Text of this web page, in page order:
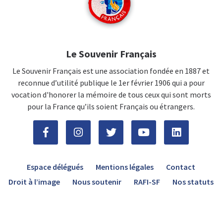
Le Souvenir Français
Le Souvenir Français est une association fondée en 1887 et
reconnue d’utilité publique le 1er février 1906 qui a pour
vocation d'honorer la mémoire de tous ceux qui sont morts
pour la France qu’ils soient Français ou étrangers.
Espace délégués Mentions légales
Contact
Droit à l’image
Nous soutenir RAFI-SF Nos statuts